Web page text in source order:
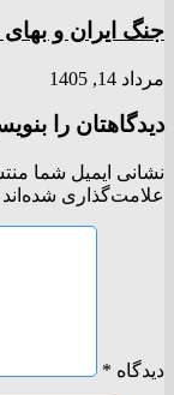
جنگ ایران و
مرداد 14, 1405
دیدگاهتان را
نشانی ایمیل شما
علامت‌گذاری شده‌اند
دیدگاه *